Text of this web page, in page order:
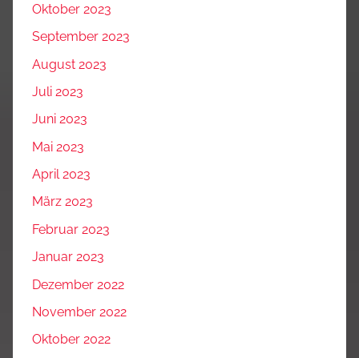
Oktober 2023
September 2023
August 2023
Juli 2023
Juni 2023
Mai 2023
April 2023
März 2023
Februar 2023
Januar 2023
Dezember 2022
November 2022
Oktober 2022